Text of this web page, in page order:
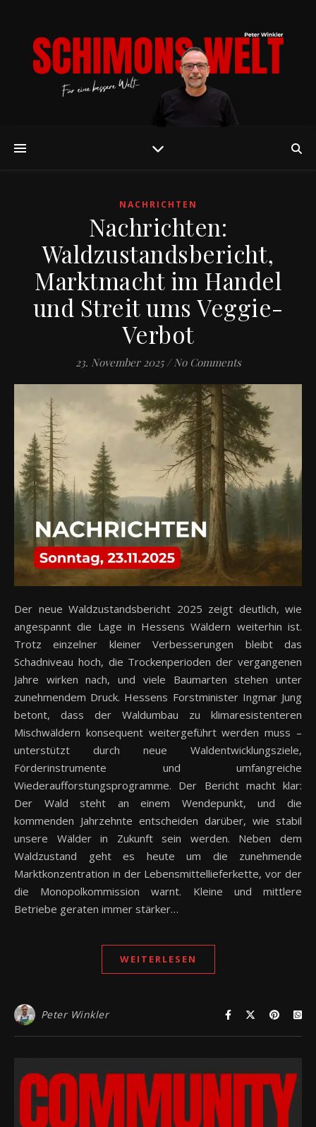
NACHRICHTEN
Nachrichten:
Waldzustandsbericht,
Marktmacht im Handel
und Streit ums Veggie-
Verbot
23. November 2025 / No Comments
Der neue Waldzustandsbericht 2025 zeigt deutlich, wie
angespannt die Lage in Hessens Wäldern weiterhin ist.
Trotz einzelner kleiner Verbesserungen bleibt das
Schadniveau hoch, die Trockenperioden der vergangenen
Jahre wirken nach, und viele Baumarten stehen unter
zunehmendem Druck. Hessens Forstminister Ingmar Jung
betont, dass der Waldumbau zu klimaresistenteren
Mischwäldern konsequent weitergeführt werden muss –
unterstützt durch neue Waldentwicklungsziele,
Förderinstrumente und umfangreiche
Wiederaufforstungsprogramme. Der Bericht macht klar:
Der Wald steht an einem Wendepunkt, und die
kommenden Jahrzehnte entscheiden darüber, wie stabil
unsere Wälder in Zukunft sein werden. Neben dem
Waldzustand geht es heute um die zunehmende
Marktkonzentration in der Lebensmittellieferkette, vor der
die Monopolkommission warnt. Kleine und mittlere
Betriebe geraten immer stärker…
WEITERLESEN
Peter Winkler